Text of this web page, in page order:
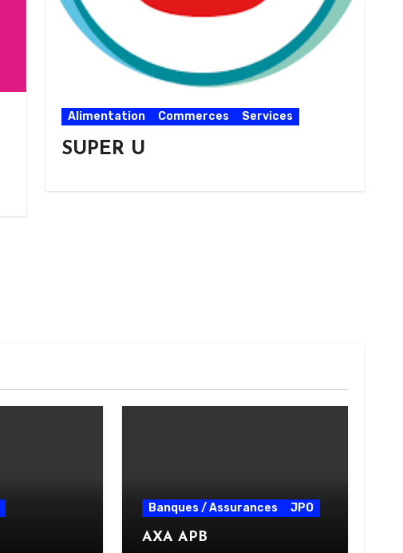
Alimentation Commerces Services
SUPER U
Banques / Assurances JPO
AXA APB